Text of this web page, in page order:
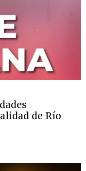
de Río